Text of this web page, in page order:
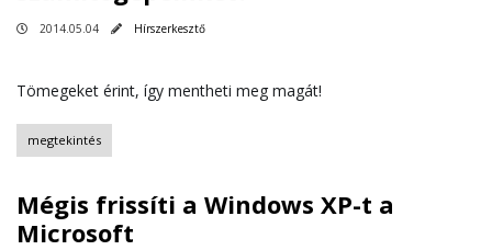
2014.05.04 Hírszerkesztő
Tömegeket érint, így mentheti meg magát!
megtekintés
Mégis frissíti a Windows XP-t a
Microsoft